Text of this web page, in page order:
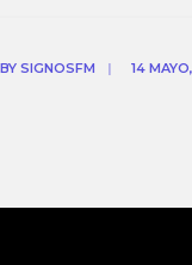
BY SIGNOSFM | 14